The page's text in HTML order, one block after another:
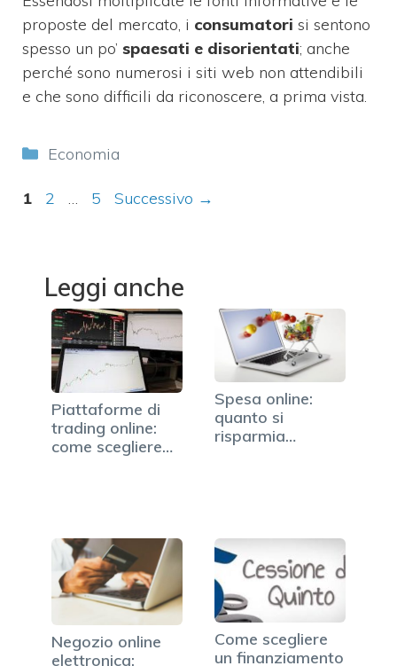
proposte del mercato, i consumatori si sentono
spesso un po’ spaesati e disorientati; anche
perché sono numerosi i siti web non attendibili
e che sono difficili da riconoscere, a prima vista.
Categorie
Economia
Pagina
1 Pagina
2 Pagina
5 Successivo →
Leggi anche
Piattaforme di
trading online:
come scegliere
Spesa online:
quanto si
risparmia
Negozio online
elettronica:
Come scegliere
un finanziamento